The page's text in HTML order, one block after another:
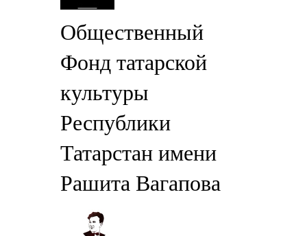
Общественный
Фонд татарской
культуры
Республики
Татарстан имени
Рашита Вагапова